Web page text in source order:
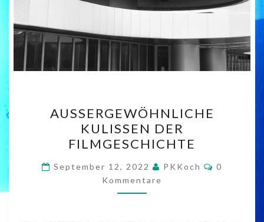
ULISSEN D
ER F
ILMGESCHICHTE
AUSSERGEWÖHNLICHE K
ULISSEN DER F
ILMGESCHICHTE
September 12, 2022 PKKoch
0
Kommentare